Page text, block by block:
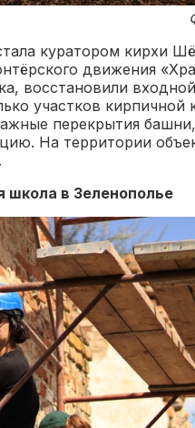
куратором кирхи
движения
восстановили
участков кирпичной
перекрытия
На территории
школа в Зеленополье